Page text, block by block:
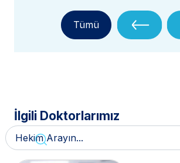
Tümü
İlgili Doktorlarımız